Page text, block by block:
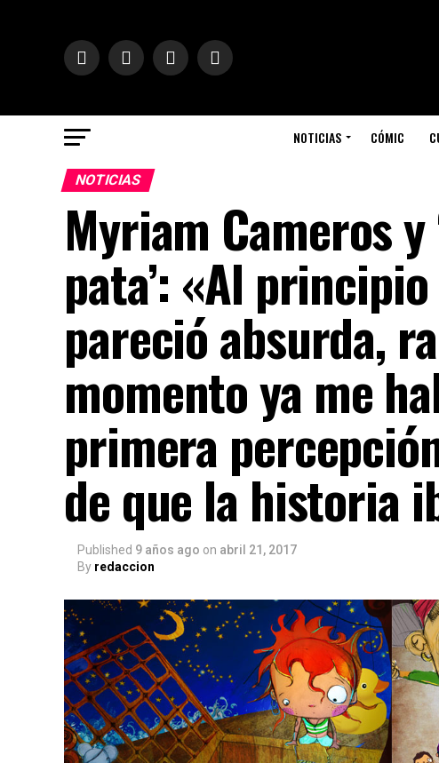
NOTICIAS CÓMIC
NOTICIAS
Myriam Cameros
pata’: «Al
pareció absurda,
momento ya me
primera
de que la historia
Published 9 años ago on abril 21, 2017
By redaccion